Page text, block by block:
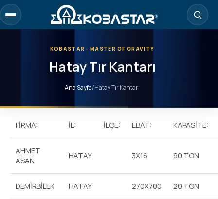
KOBASTAR · MASTER OF GRAVITY
Hatay Tır Kantarı
Ana Sayfa/Hatay Tır Kantarı
FİRMA: İL: İLÇE: EBAT: KAPASİTE:
AHMET
ASAN
HATAY 3X16 60 TON
DEMİRBİLEK HATAY 270X700 20 TON